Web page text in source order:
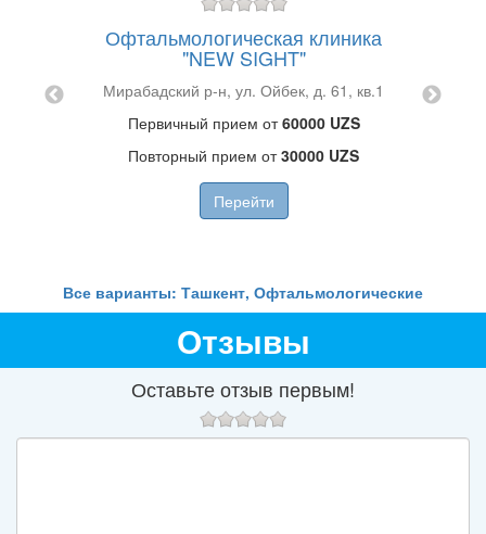
Офтальмологическая клиника
"NEW SIGHT"
Мирабадский р-н, ул. Ойбек, д. 61, кв.1
Первичный прием от60000 UZS
Повторный прием от30000 UZS
Перейти
Все варианты: Ташкент, Офтальмологические
Отзывы
Оставьте отзыв первым!